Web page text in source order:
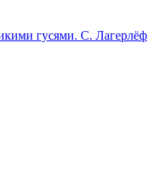
гусями. С. Лагерлёф